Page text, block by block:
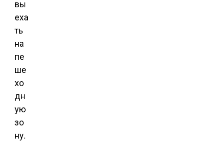
вы
еха
ть
на
пе
ше
хо
дн
ую
зо
ну.